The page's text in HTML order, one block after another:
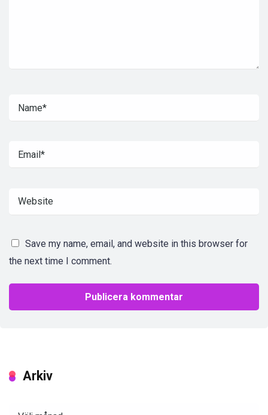
Save my name, email, and website in this browser for
the next time I comment.
Arkiv